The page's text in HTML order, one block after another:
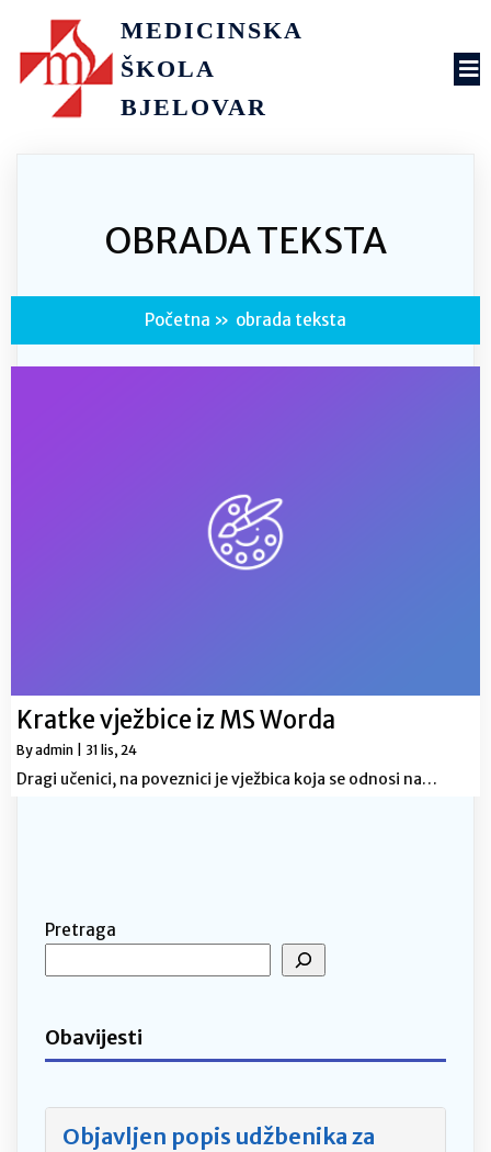
MEDICINSKA
ŠKOLA
BJELOVAR
OBRADA TEKSTA
Početna » obrada teksta
Kratke vježbice iz MS Worda
Byadmin 31 lis, 24
Dragi učenici, na poveznici je vježbica koja se odnosi na…
Pretraga
Obavijesti
Objavljen popis udžbenika za